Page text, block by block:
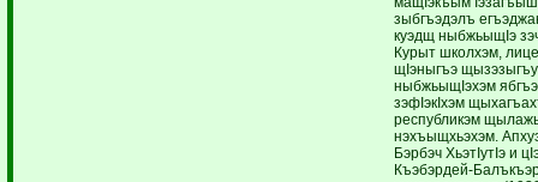
зыбгъэдэлъ
куэдщ ныбжьыщIэ
Курыт школхэм,
щIэныгъэ
ныбжьыщIэхэм
зэфIэкIхэм
республикэм
нэхъыщхьэхэм.
Бэрбэч ХьэтIутIэ и
Къэбэрдей-